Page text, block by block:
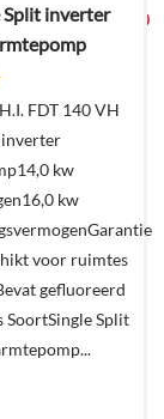
€5.399,00
aanvragen?
winkelmand
Split inverter
FDT 140 VH
inverter
kw
kw
voor ruimtes
gefluoreerd
SoortSingle Split